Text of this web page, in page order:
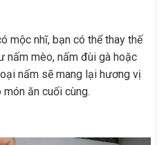
mộc nhĩ, bạn có thể thay thế
nấm mèo, nấm đùi gà hoặc
nấm sẽ mang lại hương vị
món ăn cuối cùng.